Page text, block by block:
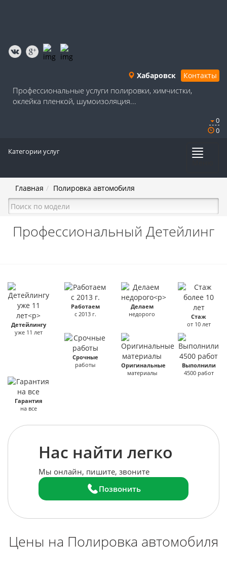
Хабаровск Контакты
Профессиональные услуги полировки, химчистки,
оклейка пленкой, шумоизоляция...
0
0
Категории услуг
Главная Полировка автомобиля
Профессиональный Детейлинг
Детейлингу
уже 11 лет
Работаем
с 2013 г.
Делаем
недорого
Стаж
от 10 лет
Срочные
работы
Оригинальные
материалы
Выполнили
4500 работ
Гарантия
на все
Нас найти легко
Мы онлайн, пишите, звоните
Позвонить
Цены на Полировка автомобиля